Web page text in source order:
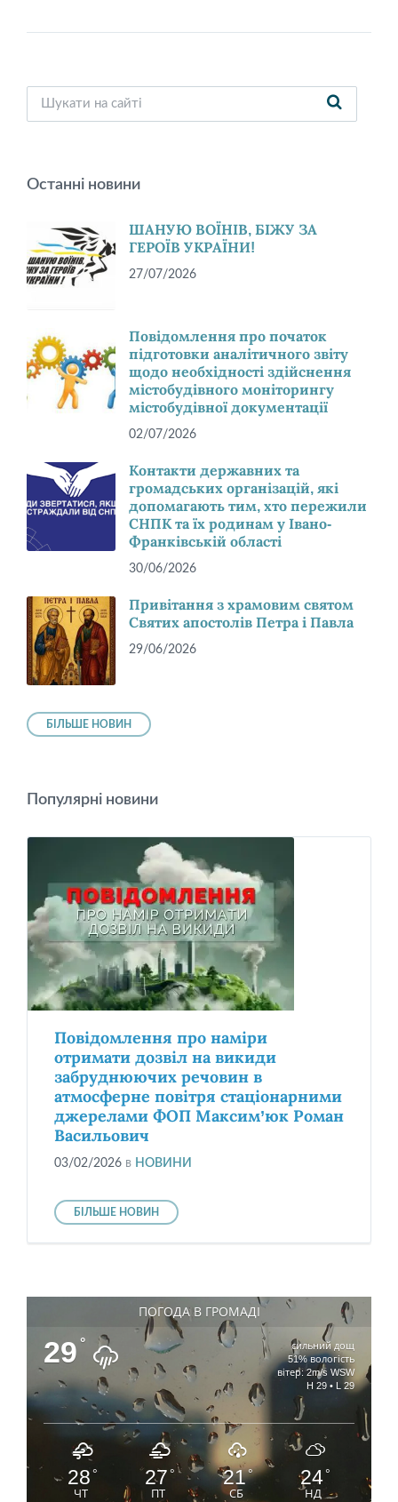
Останні новини
ШАНУЮ ВОЇНІВ, БІЖУ ЗА
ГЕРОЇВ УКРАЇНИ!
27/07/2026
Повідомлення про початок
підготовки аналітичного звіту
щодо необхідності здійснення
містобудівного моніторингу
містобудівної документації
02/07/2026
Контакти державних та
громадських організацій, які
допомагають тим, хто пережили
СНПК та їх родинам у Івано-
Франківській області
30/06/2026
Привітання з храмовим святом
Святих апостолів Петра і Павла
29/06/2026
БІЛЬШЕ НОВИН
Популярні новини
Повідомлення про наміри
отримати дозвіл на викиди
забруднюючих речовин в
атмосферне повітря стаціонарними
джерелами ФОП Максим’юк Роман
Васильович
03/02/2026 в НОВИНИ
БІЛЬШЕ НОВИН
ПОГОДА В ГРОМАДІ
29 °
сильний дощ
51% вологість
вітер: 2m/s WSW
H 29 • L 29
28 °
ЧТ
27 °
ПТ
21°
СБ
24 °
НД